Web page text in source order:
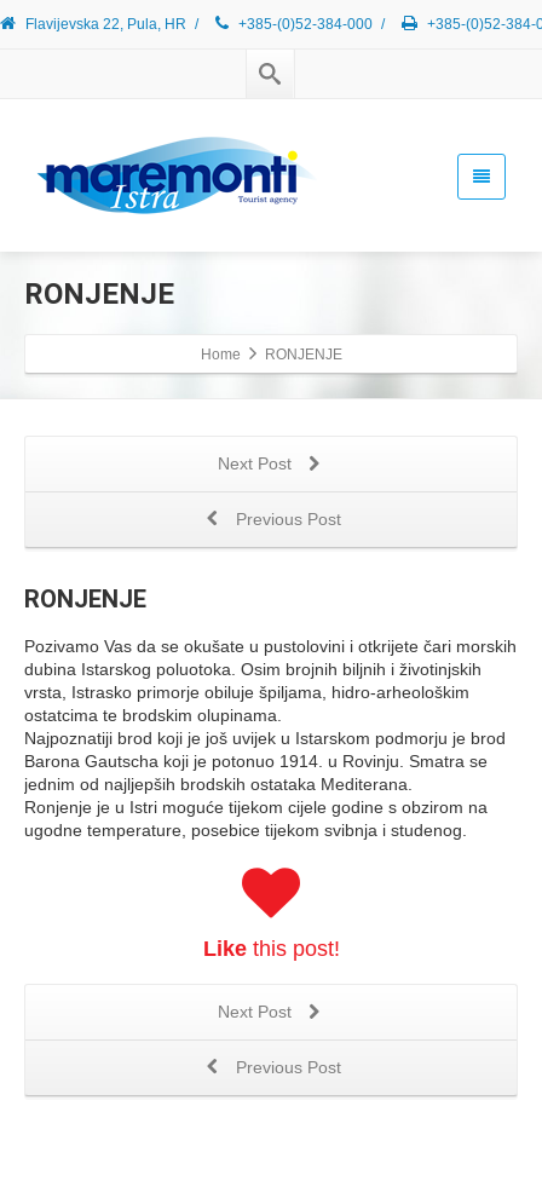
Flavijevska 22, Pula, HR / +385-(0)52-384-000 / +385-(0)52-
RONJENJE
Home RONJENJE
Next Post
Previous Post
RONJENJE
Pozivamo Vas da se okušate u pustolovini i otkrijete čari morskih
dubina Istarskog poluotoka. Osim brojnih biljnih i životinjskih
vrsta, Istrasko primorje obiluje špiljama, hidro-arheološkim
ostatcima te brodskim olupinama.
Najpoznatiji brod koji je još uvijek u Istarskom podmorju je brod
Barona Gautscha koji je potonuo 1914. u Rovinju. Smatra se
jednim od najljepših brodskih ostataka Mediterana.
Ronjenje je u Istri moguće tijekom cijele godine s obzirom na
ugodne temperature, posebice tijekom svibnja i studenog.
Likethis post!
Next Post
Previous Post